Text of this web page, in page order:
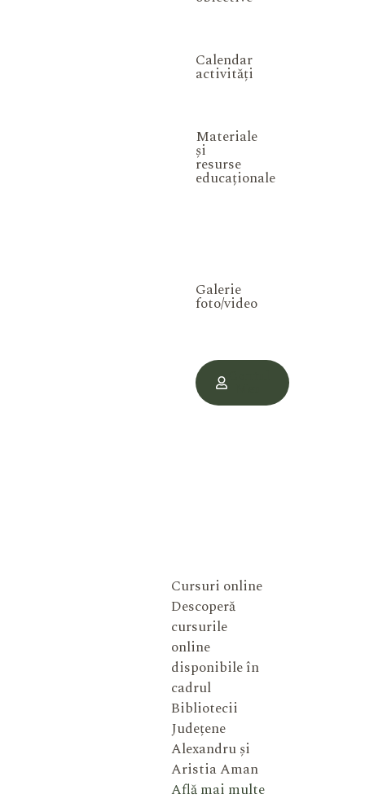
Calendar
activități
Materiale
și
resurse
educaționale
Galerie
foto/video
Cursuri online
Descoperă
cursurile
online
disponibile în
cadrul
Bibliotecii
Județene
Alexandru și
Aristia Aman
Află mai multe